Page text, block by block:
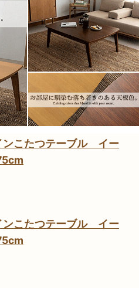
ンこたつテーブル イー
ンこたつテーブル イー